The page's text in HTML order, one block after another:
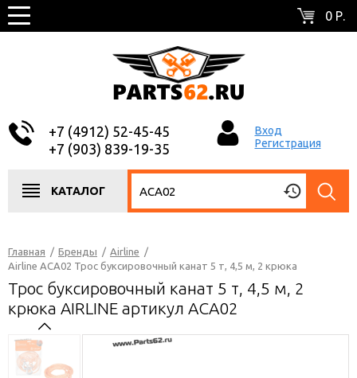
0 Р.
+7 (4912) 52-45-45
+7 (903) 839-19-35
Вход
Регистрация
КАТАЛОГ
Главная / Бренды / Airline /
Airline ACA02 Трос буксировочный канат 5 т, 4,5 м, 2 крюка
Трос буксировочный канат 5 т, 4,5 м, 2
крюка AIRLINE артикул ACA02